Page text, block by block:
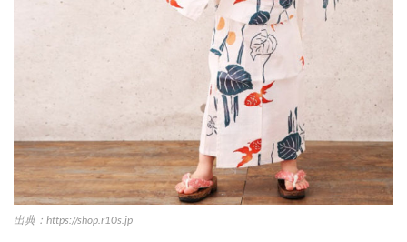
出典：https://shop.r10s.jp